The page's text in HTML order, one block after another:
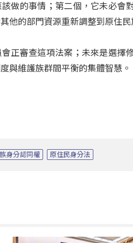
做的事情；第二個，它未必會
他的部門資源重新調整到原住民
正審查這項法案；未來是選擇
與維護族群間平衡的集體智慧。
身分認同權 原住民身分法